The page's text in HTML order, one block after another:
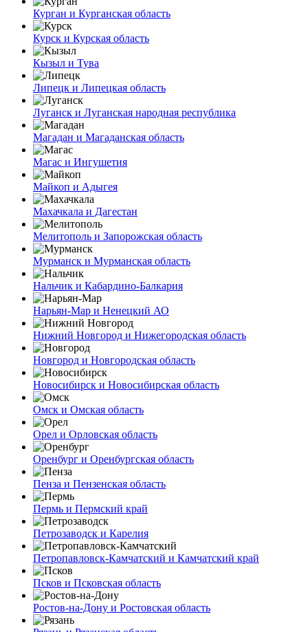
Курган и Курганская область
Курск и Курская область
Кызыл и Тува
Липецк и Липецкая область
Луганск и Луганская народная республика
Магадан и Магаданская область
Магас и Ингушетия
Майкоп и Адыгея
Махачкала и Дагестан
Мелитополь и Запорожская область
Мурманск и Мурманская область
Нальчик и Кабардино-Балкария
Нарьян-Мар и Ненецкий АО
Нижний Новгород и Нижегородская область
Новгород и Новгородская область
Новосибирск и Новосибирская область
Омск и Омская область
Орел и Орловская область
Оренбург и Оренбургская область
Пенза и Пензенская область
Пермь и Пермский край
Петрозаводск и Карелия
Петропавловск-Камчатский и Камчатский край
Псков и Псковская область
Ростов-на-Дону и Ростовская область